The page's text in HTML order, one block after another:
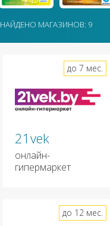
НАЙДЕНО МАГАЗИНОВ: 9
21vek
онлайн-
гипермаркет
до 7 мес.
до 12 мес.